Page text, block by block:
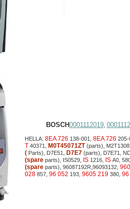
BOSCH0001112019,
HELLA: 8EA 726 138-001, 8EA 726
T 40371, M0T45071ZT(parts),
( Parts), D7E51, D7E7 (parts), D7E71,
(spare parts), IS0529, IS 1216, IS A0,
(spare parts), 96087192R,96093132,
028 857, 96 052 193, 9605 219 380,